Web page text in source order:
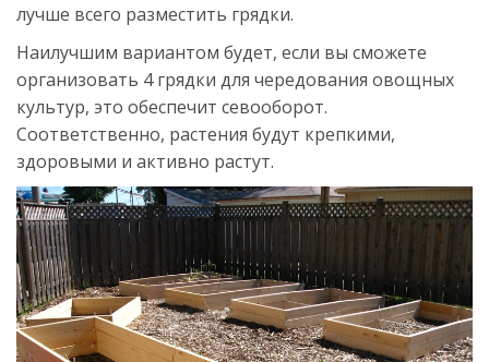
лучше всего разместить грядки.
Наилучшим вариантом будет, если вы сможете
организовать 4 грядки для чередования овощных
культур, это обеспечит севооборот.
Соответственно, растения будут крепкими,
здоровыми и активно растут.